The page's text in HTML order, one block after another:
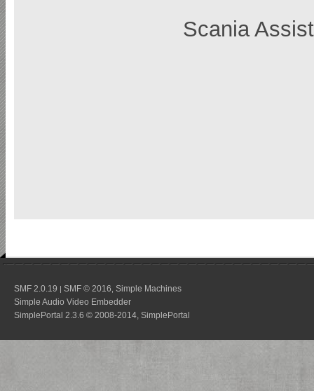
Scania
SMF 2.0.19 | SMF © 2016 Simple Machines
Simple Audio Video Embedder
SimplePortal 2.3.6 © 2008-2014, SimplePortal